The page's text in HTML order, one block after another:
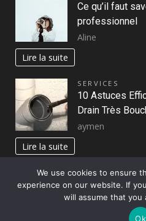
Ce qu’il faut
professionnel
Aline
Lire la suite
SERVICES
10 Astuces
Drain Très
aymen
Lire la suite
Copyright © All rights
We use cookies to ensure
experience on our website. If
will assume that you
Ok